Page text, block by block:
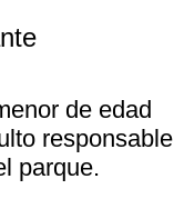
de edad
responsable
parque.